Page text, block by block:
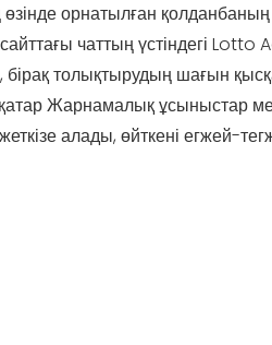
орнатылған
чаттың үстіндегі
толықтырудың шағын
Жарнамалық ұсыныстар мен
алады, өйткені егжей-